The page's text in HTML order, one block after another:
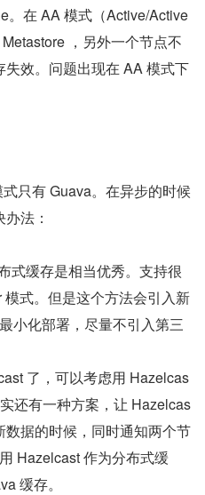
。在 AA 模式（Active/Active
，另外一个节点不
效。问题出现在 AA 模式下
只有 Guava。在异步的时候
法：
式缓存是相当优秀。支持很
式。但是这个方法会引入新
小化部署，尽量不引入第三
了，可以考虑用 Hazelcas
还有一种方案，让 Hazelcas
据的时候，同时通知两个节
Hazelcast 作为分布式缓
缓存。